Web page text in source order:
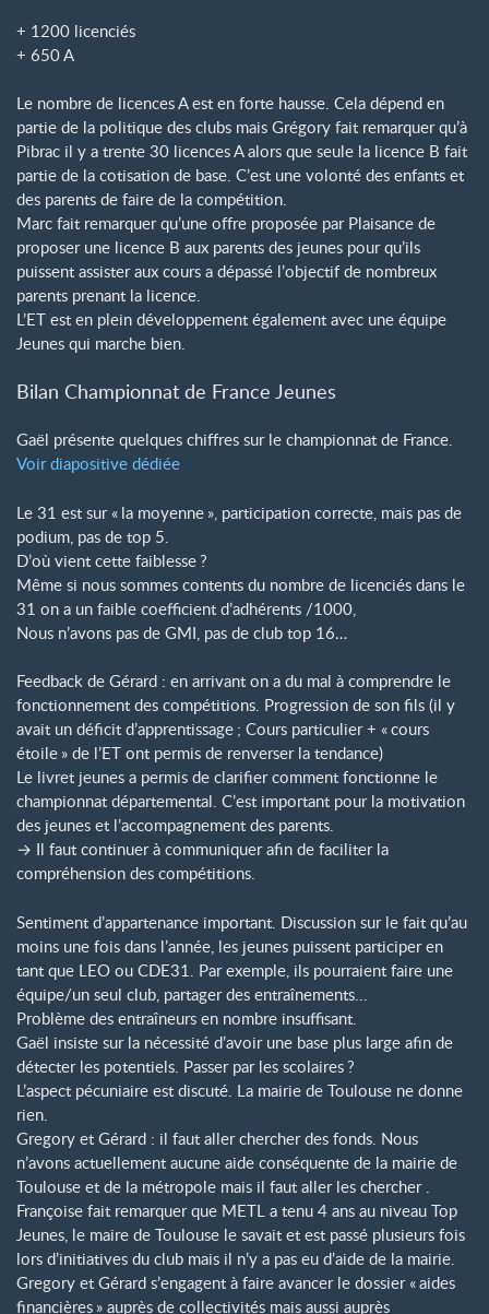
+ 1200 licenciés
+ 650 A
Le nombre de licences A est en forte hausse. Cela dépend en
partie de la politique des clubs mais Grégory fait remarquer qu’à
Pibrac il y a trente 30 licences A alors que seule la licence B fait
partie de la cotisation de base. C’est une volonté des enfants et
des parents de faire de la compétition.
Marc fait remarquer qu’une offre proposée par Plaisance de
proposer une licence B aux parents des jeunes pour qu’ils
puissent assister aux cours a dépassé l’objectif de nombreux
parents prenant la licence.
L’ET est en plein développement également avec une équipe
Jeunes qui marche bien.
Bilan Championnat de France Jeunes
Gaël présente quelques chiffres sur le championnat de France.
Voir diapositive dédiée
Le 31 est sur « la moyenne », participation correcte, mais pas de
podium, pas de top 5.
D’où vient cette faiblesse?
Même si nous sommes contents du nombre de licenciés dans le
31 on a un faible coefficient d’adhérents /1000,
Nous n’avons pas de GMI, pas de club top 16…
Feedback de Gérard : en arrivant on a du mal à comprendre le
fonctionnement des compétitions. Progression de son fils (il y
avait un déficit d’apprentissage ; Cours particulier + «cours
étoile » de l’ET ont permis de renverser la tendance)
Le livret jeunes a permis de clarifier comment fonctionne le
championnat départemental. C’est important pour la motivation
des jeunes et l’accompagnement des parents.
→ Il faut continuer à communiquer afin de faciliter la
compréhension des compétitions.
Sentiment d’appartenance important. Discussion sur le fait qu’au
moins une fois dans l’année, les jeunes puissent participer en
tant que LEO ou CDE31. Par exemple, ils pourraient faire une
équipe/un seul club, partager des entraînements...
Problème des entraîneurs en nombre insuffisant.
Gaël insiste sur la nécessité d’avoir une base plus large afin de
détecter les potentiels. Passer par les scolaires?
L’aspect pécuniaire est discuté. La mairie de Toulouse ne donne
rien.
Gregory et Gérard : il faut aller chercher des fonds. Nous
n’avons actuellement aucune aide conséquente de la mairie de
Toulouse et de la métropole mais il faut aller les chercher .
Françoise fait remarquer que METL a tenu 4 ans au niveau Top
Jeunes, le maire de Toulouse le savait et est passé plusieurs fois
lors d’initiatives du club mais il n’y a pas eu d’aide de la mairie.
Gregory et Gérard s’engagent à faire avancer le dossier «aides
financières » auprès de collectivités mais aussi auprès